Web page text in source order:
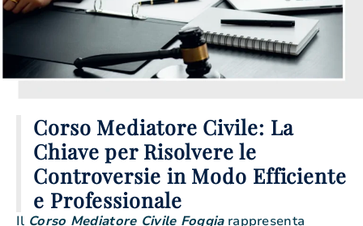
Corso Mediatore Civile: La
Chiave per Risolvere le
Controversie in Modo Efficiente
e Professionale
Il Corso Mediatore Civile Foggiarappresenta